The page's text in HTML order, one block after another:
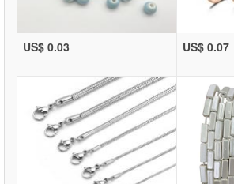
US$ 0.03 US$ 0.07